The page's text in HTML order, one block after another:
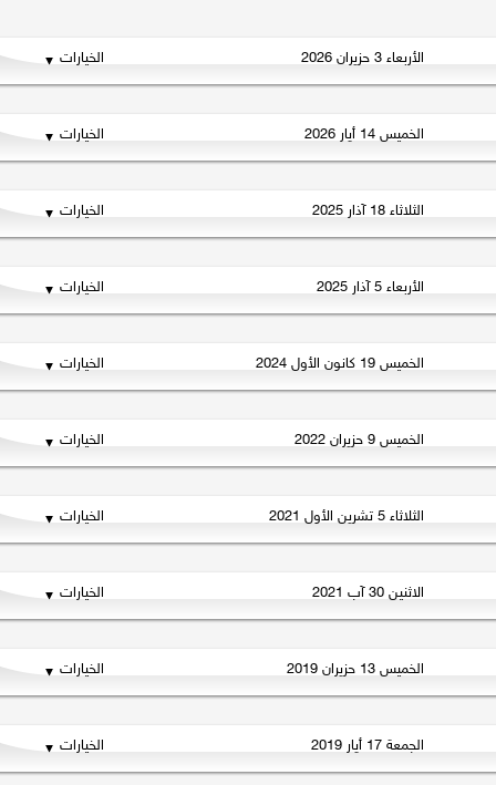
الأربعاء 3 حزيران 2026 الخيارات
الخميس 14 أيار 2026 الخيارات
الثلاثاء 18 آذار 2025 الخيارات
الأربعاء 5 آذار 2025 الخيارات
الخميس 19 كانون الأول 2024 الخيارات
الخميس 9 حزيران 2022 الخيارات
الثلاثاء 5 تشرين الأول 2021 الخيارات
الاثنين 30 آب 2021 الخيارات
الخميس 13 حزيران 2019 الخيارات
الجمعة 17 أيار 2019 الخيارات